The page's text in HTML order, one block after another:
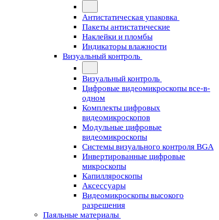
Антистатическая упаковка
Пакеты антистатические
Наклейки и пломбы
Индикаторы влажности
Визуальный контроль
Визуальный контроль
Цифровые видеомикроскопы все-в-
одном
Комплекты цифровых
видеомикроскопов
Модульные цифровые
видеомикроскопы
Cистемы визуального контроля BGA
Инвертированные цифровые
микроскопы
Капилляроскопы
Аксессуары
Видеомикроскопы высокого
разрешения
Паяльные материалы